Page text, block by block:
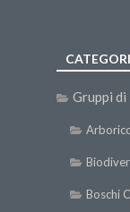
Gruppi
Boschi